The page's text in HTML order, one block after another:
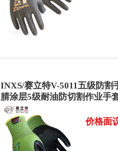
INXS/赛立特V-5011五级防割
腈涂层5级耐油防切割作业手
价格面